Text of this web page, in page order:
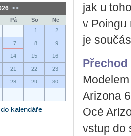
>>
Pá So
Ne
1
2
7 8 9
14 15 16
21 22 23
28 29 30
kalendáře
jak u
v Poingu
je
Přechod
Arizona
Océ
vstup do